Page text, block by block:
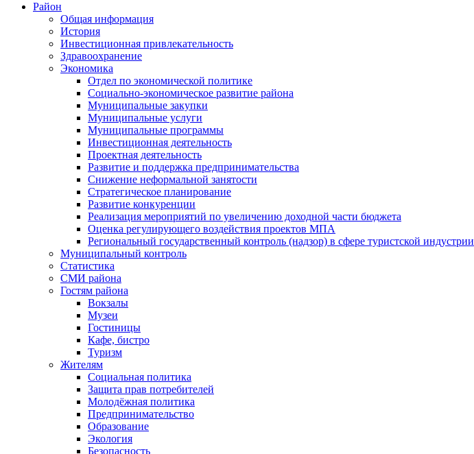
Район
Общая информация
История
Инвестиционная привлекательность
Здравоохранение
Экономика
Отдел по экономической политике
Социально-экономическое развитие района
Муниципальные закупки
Муниципальные услуги
Муниципальные программы
Инвестиционная деятельность
Проектная деятельность
Развитие и поддержка предпринимательства
Снижение неформальной занятости
Стратегическое планирование
Развитие конкуренции
Реализация мероприятий по увеличению доходной части бюджета
Оценка регулирующего воздействия проектов МПА
Региональный государственный контроль (надзор) в сфере туристской индустрии
Муниципальный контроль
Статистика
СМИ района
Гостям района
Вокзалы
Музеи
Гостиницы
Кафе, бистро
Туризм
Жителям
Социальная политика
Защита прав потребителей
Молодёжная политика
Предпринимательство
Образование
Экология
Безопасность